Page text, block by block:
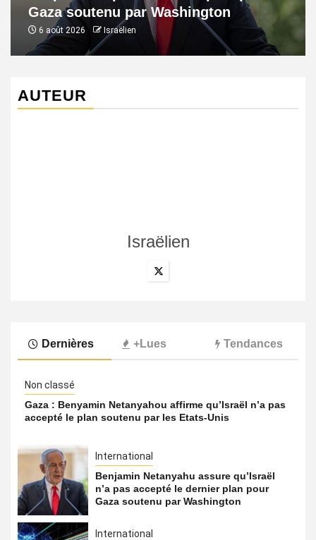
Gaza soutenu par Washington
6 août 2026 Israëlien
AUTEUR
Israëlien
Dernières +Lues Tendances
Non classé
Gaza : Benyamin Netanyahou affirme qu’Israël n’a pas
accepté le plan soutenu par les Etats-Unis
International
Benjamin Netanyahu assure qu’Israël
n’a pas accepté le dernier plan pour
Gaza soutenu par Washington
International